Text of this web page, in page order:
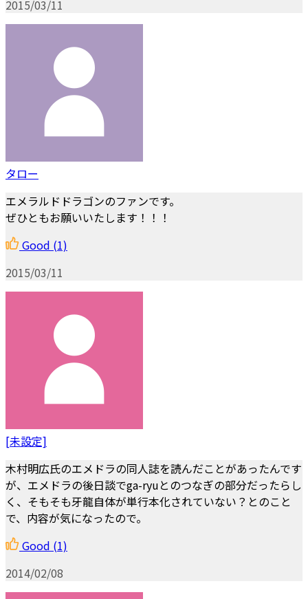
2015/03/11
タロー
エメラルドドラゴンのファンです。
ぜひともお願いいたします！！！
Good (1)
2015/03/11
[未設定]
木村明広氏のエメドラの同人誌を読んだことがあったんです
が、エメドラの後日談でga-ryuとのつなぎの部分だったらし
く、そもそも牙龍自体が単行本化されていない？とのこと
で、内容が気になったので。
Good (1)
2014/02/08